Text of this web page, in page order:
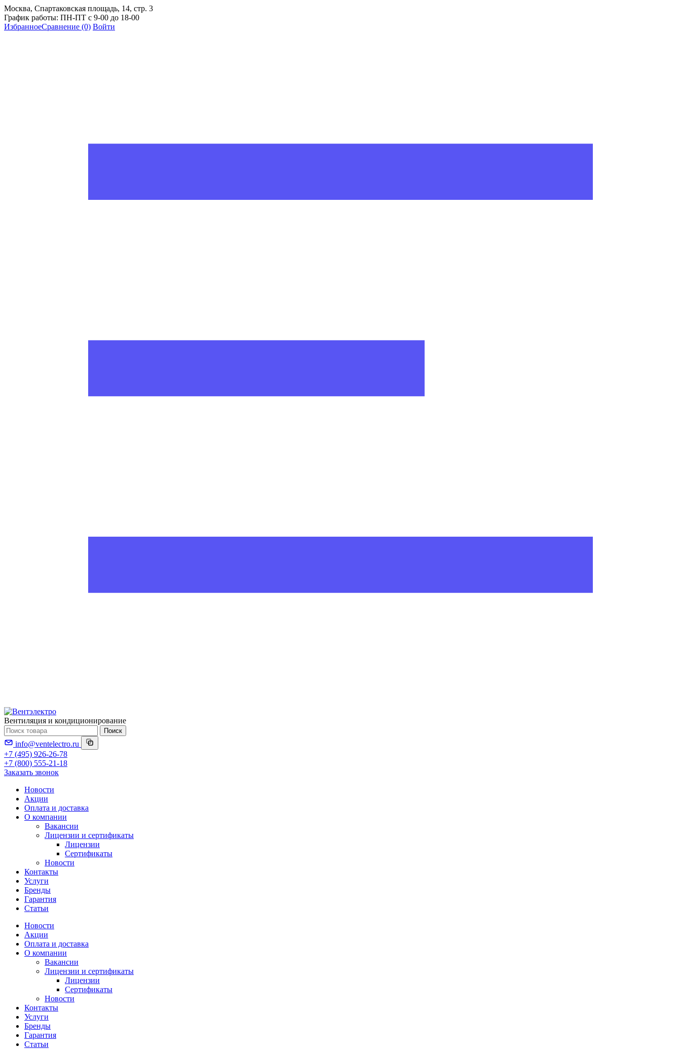
Москва, Спартаковская площадь, 14, стр. 3
График работы: ПН-ПТ с 9-00 до 18-00
ИзбранноеСравнение (0) Войти
Вентиляция и кондиционирование
Поиск
info@ventelectro.ru
+7 (495) 926-26-78
+7 (800) 555-21-18
Заказать звонок
Новости
Акции
Оплата и доставка
О компании
Вакансии
Лицензии и сертификаты
Лицензии
Сертификаты
Новости
Контакты
Услуги
Бренды
Гарантия
Статьи
Новости
Акции
Оплата и доставка
О компании
Вакансии
Лицензии и сертификаты
Лицензии
Сертификаты
Новости
Контакты
Услуги
Бренды
Гарантия
Статьи